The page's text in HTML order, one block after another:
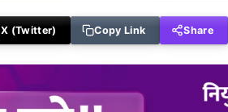
X (Twitter) Copy Link Share